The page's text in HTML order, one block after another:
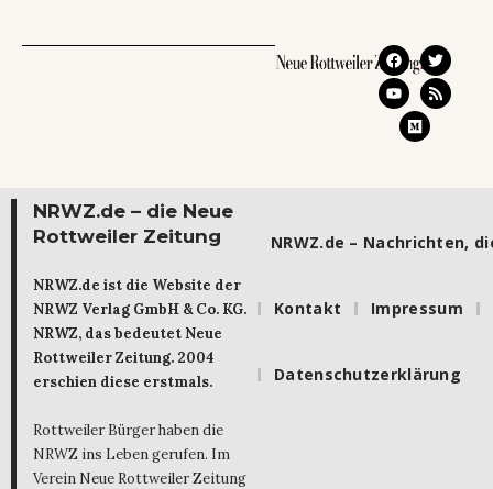
NRWZ.de – die Neue
Rottweiler Zeitung
NRWZ.de ist die Website der
NRWZ Verlag GmbH & Co. KG.
NRWZ, das bedeutet Neue
Rottweiler Zeitung. 2004
erschien diese erstmals.
Rottweiler Bürger haben die
NRWZ ins Leben gerufen. Im
Verein Neue Rottweiler Zeitung
NRWZ.de – Nachrichten,
Kontakt Impressum
Datenschutzerklärung